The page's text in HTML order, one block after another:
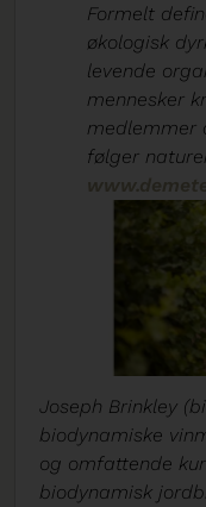
Formelt
økologisk
levende
mennesker
medlemmer
følger
Joseph Brinkley
biodynamiske
og omfattende
biodynamisk